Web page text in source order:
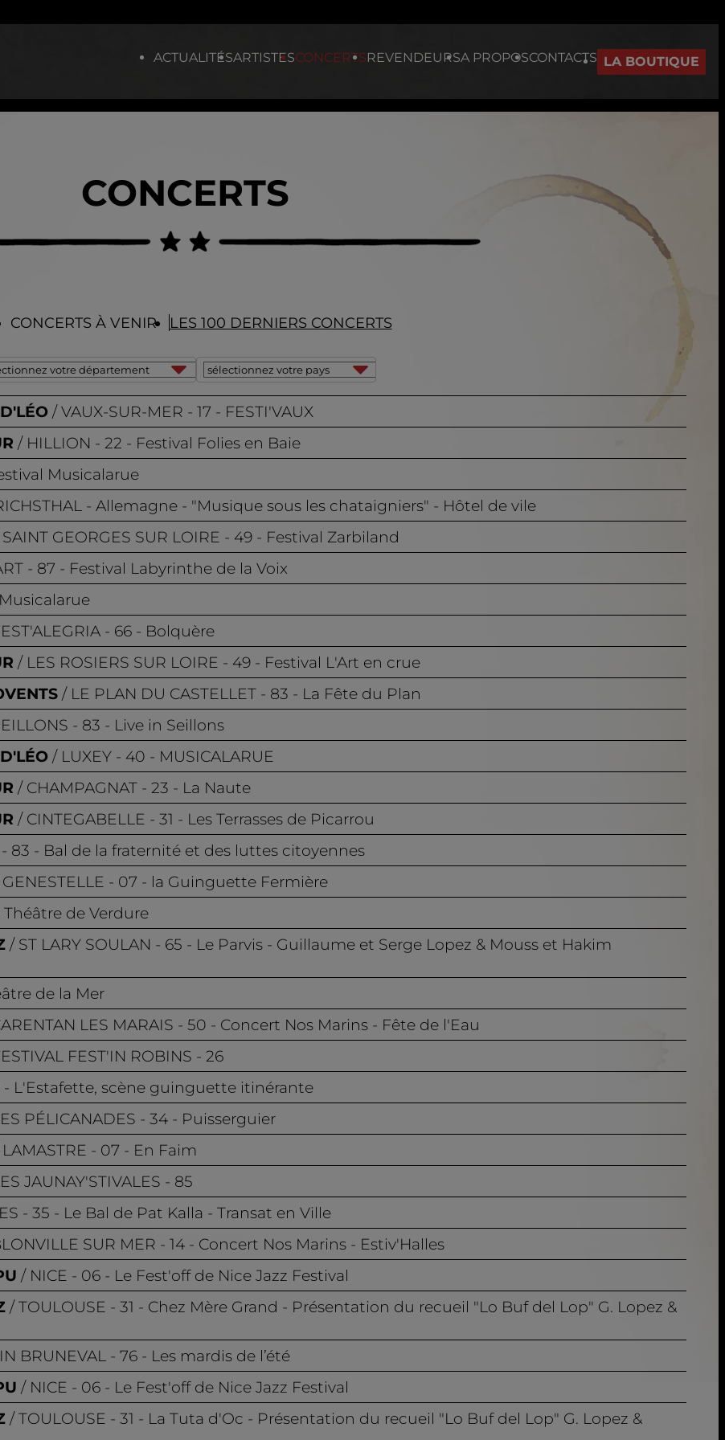
ACTUALITÉSARTISTESCONCERTSREVENDEURSA PROPOSCONTACTS LA BOUTIQUE
CONCERTS
CONCERTS À VENIR LES 100 DERNIERS CONCERTS
VAUX-SUR-MER - 17 - FESTI'VAUX
HILLION - 22 - Festival Folies en Baie
Musicalarue
- Allemagne - "Musique sous les chataigniers" - Hôtel de vile
SAINT GEORGES SUR LOIRE - 49 - Festival Zarbiland
- 87 - Festival Labyrinthe de la Voix
- 66 - Bolquère
LES ROSIERS SUR LOIRE - 49 - Festival L'Art en crue
LE PLAN DU CASTELLET - 83 - La Fête du Plan
- 83 - Live in Seillons
LUXEY - 40 - MUSICALARUE
CHAMPAGNAT - 23 - La Naute
CINTEGABELLE - 31 - Les Terrasses de Picarrou
- 83 - Bal de la fraternité et des luttes citoyennes
GENESTELLE - 07 - la Guinguette Fermière
Théâtre de Verdure
ST LARY SOULAN - 65 - Le Parvis - Guillaume et Serge Lopez & Mouss et Hakim
de la Mer
LES MARAIS - 50 - Concert Nos Marins - Fête de l'Eau
FEST'IN ROBINS - 26
- L'Estafette, scène guinguette itinérante
PÉLICANADES - 34 - Puisserguier
LAMASTRE - 07 - En Faim
JAUNAY'STIVALES - 85
- 35 - Le Bal de Pat Kalla - Transat en Ville
SUR MER - 14 - Concert Nos Marins - Estiv'Halles
NICE - 06 - Le Fest'off de Nice Jazz Festival
TOULOUSE - 31 - Chez Mère Grand - Présentation du recueil "Lo Buf del Lop" G. Lopez &
BRUNEVAL - 76 - Les mardis de l’été
NICE - 06 - Le Fest'off de Nice Jazz Festival
TOULOUSE - 31 - La Tuta d'Oc - Présentation du recueil "Lo Buf del Lop" G. Lopez &